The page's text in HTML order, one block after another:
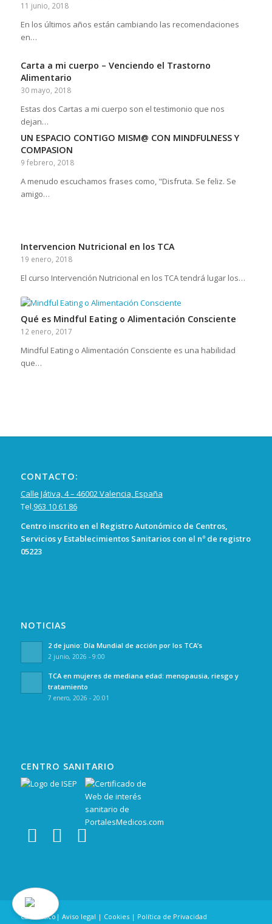
11 junio, 2018
En los últimos años están cambiando las recomendaciones
en…
Carta a mi cuerpo – Venciendo el Trastorno
Alimentario
30 mayo, 2018
Estas dos Cartas a mi cuerpo son el testimonio que nos
dejan…
UN ESPACIO CONTIGO MISM@ CON MINDFULNESS Y
COMPASION
9 febrero, 2018
A menudo escuchamos frases como, "Disfruta. Se feliz. Se
amigo…
Intervencion Nutricional en los TCA
19 enero, 2018
El curso Intervención Nutricional en los TCA tendrá lugar los…
Qué es Mindful Eating o Alimentación Consciente
12 enero, 2017
Mindful Eating o Alimentación Consciente es una habilidad
que…
CONTACTO:
Calle Játiva, 4 – 46002 Valencia, España
Tel.963 10 61 86
Centro inscrito en el Registro Autonómico de Centros,
Servicios y Establecimientos Sanitarios con el nº de registro
05223
NOTICIAS
2 de junio: Día Mundial de acción por los TCA’s
2 junio, 2026 - 9:00
TCA en mujeres de mediana edad: menopausia, riesgo y
tratamiento
7 enero, 2026 - 20:01
CENTRO SANITARIO
Canal Ético | Aviso legal | Cookies| Política de Privacidad